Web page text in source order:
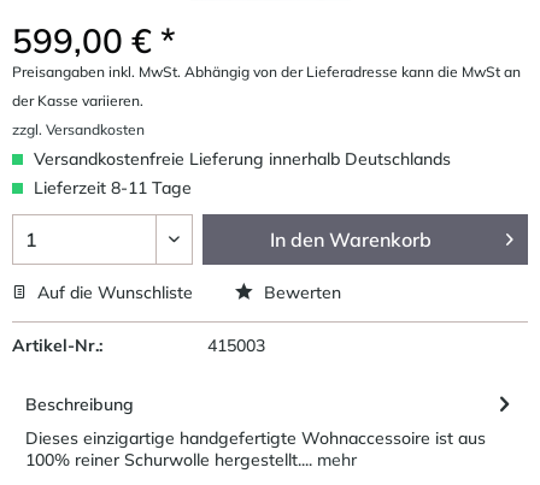
599,00 € *
Preisangaben inkl. MwSt. Abhängig von der Lieferadresse kann die MwSt an
der Kasse variieren.
zzgl. Versandkosten
Versandkostenfreie Lieferung innerhalb Deutschlands
Lieferzeit 8-11 Tage
In den Warenkorb
Auf die Wunschliste Bewerten
Artikel-Nr.: 415003
Beschreibung
Dieses einzigartige handgefertigte Wohnaccessoire ist aus
100% reiner Schurwolle hergestellt.... mehr